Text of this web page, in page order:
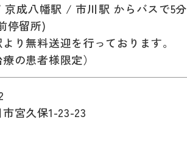
成八幡駅 / 市川駅 からバスで5分
停留所)
り無料送迎を行っております。
の患者様限定）
宮久保1-23-23